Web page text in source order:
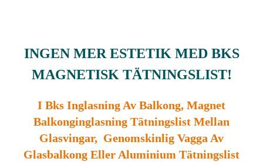
INGEN MER ESTETIK MED BKS
MAGNETISK TÄTNINGSLIST!
I Bks Inglasning Av Balkong, Magnet
Balkonginglasning Tätningslist Mellan
Glasvingar, Genomskinlig Vagga Av
Glasbalkong Eller Aluminium Tätningslist